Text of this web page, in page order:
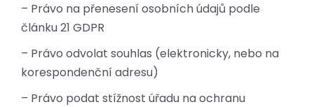
– Právo na přenesení osobních údajů podle
článku 21 GDPR
– Právo odvolat souhlas (elektronicky, nebo na
korespondenční adresu)
– Právo podat stížnost úřadu na ochranu